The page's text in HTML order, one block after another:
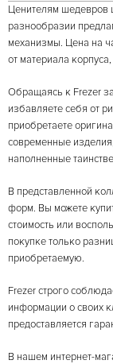
Ценителям шедевров
разнообразии
механизмы. Цена на
от материала
Обращаясь к Frezer
избавляете себя от
приобретаете
современные
наполненные
В представленной
форм. Вы можете
стоимость или
покупке только
приобретаемую.
Frezer строго
информации о своих
предоставляется
В нашем интернет-